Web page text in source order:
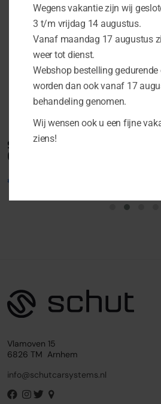
Silent Coat Light 1.8 mm
(enkele plaat)
€
Vlamoven 15
6826 TM Arnhem
info@schutcarsystems.nl
Wegens vakantie zijn wij
3 t/m vrijdag 14 augustus.
Vanaf maandag 17 augustus
weer tot dienst.
Webshop bestelling
worden dan ook vanaf 17
behandeling genomen.
Wij wensen ook u een fijne
ziens!